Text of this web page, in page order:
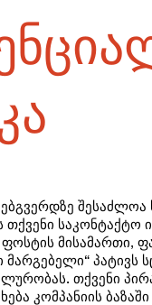
თქვენი საკონტაქტო
მისამართი,
პატივს
თქვენი
კომპანიის